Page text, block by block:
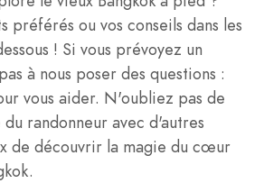
préférés ou vos conseils dans les
! Si vous prévoyez un
à nous poser des questions :
vous aider. N'oubliez pas de
randonneur avec d'autres
de découvrir la magie du cœur